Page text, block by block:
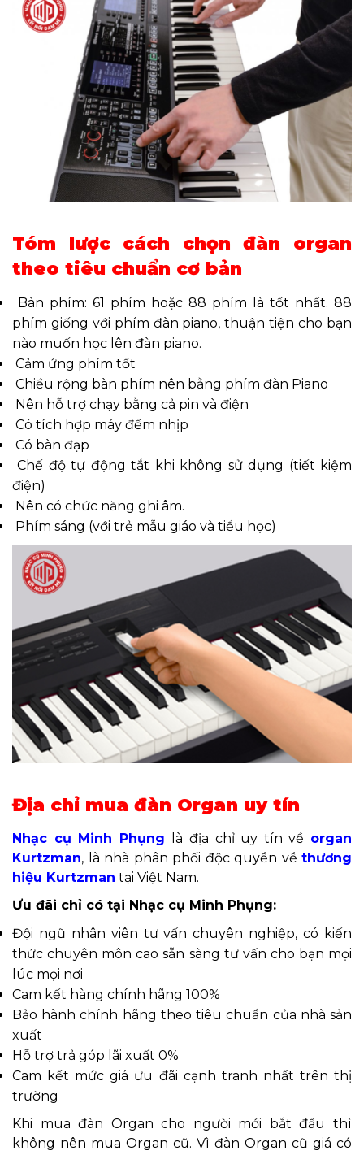
Tóm lược cách chọn đàn organ
theo tiêu chuẩn cơ bản
Bàn phím: 61 phím hoặc 88 phím là tốt nhất. 88
phím giống với phím đàn piano, thuận tiện cho bạn
nào muốn học lên đàn piano.
Cảm ứng phím tốt
Chiều rộng bàn phím nên bằng phím đàn Piano
Nên hỗ trợ chạy bằng cả pin và điện
Có tích hợp máy đếm nhịp
Có bàn đạp
Chế độ tự động tắt khi không sử dụng (tiết kiệm
điện)
Nên có chức năng ghi âm.
Phím sáng (với trẻ mẫu giáo và tiểu học)
Địa chỉ mua đàn Organ uy tín
Nhạc cụ Minh Phụng là địa chỉ uy tín về organ
Kurtzman, là nhà phân phối độc quyền về thương
hiệu Kurtzman tại Việt Nam.
Ưu đãi chỉ có tại Nhạc cụ Minh Phụng:
Đội ngũ nhân viên tư vấn chuyên nghiệp, có kiến
thức chuyên môn cao sẵn sàng tư vấn cho bạn mọi
lúc mọi nơi
Cam kết hàng chính hãng 100%
Bảo hành chính hãng theo tiêu chuẩn của nhà sản
xuất
Hỗ trợ trả góp lãi xuất 0%
Cam kết mức giá ưu đãi cạnh tranh nhất trên thị
trường
Khi mua đàn Organ cho người mới bắt đầu thì
không nên mua Organ cũ. Vì đàn Organ cũ giá có